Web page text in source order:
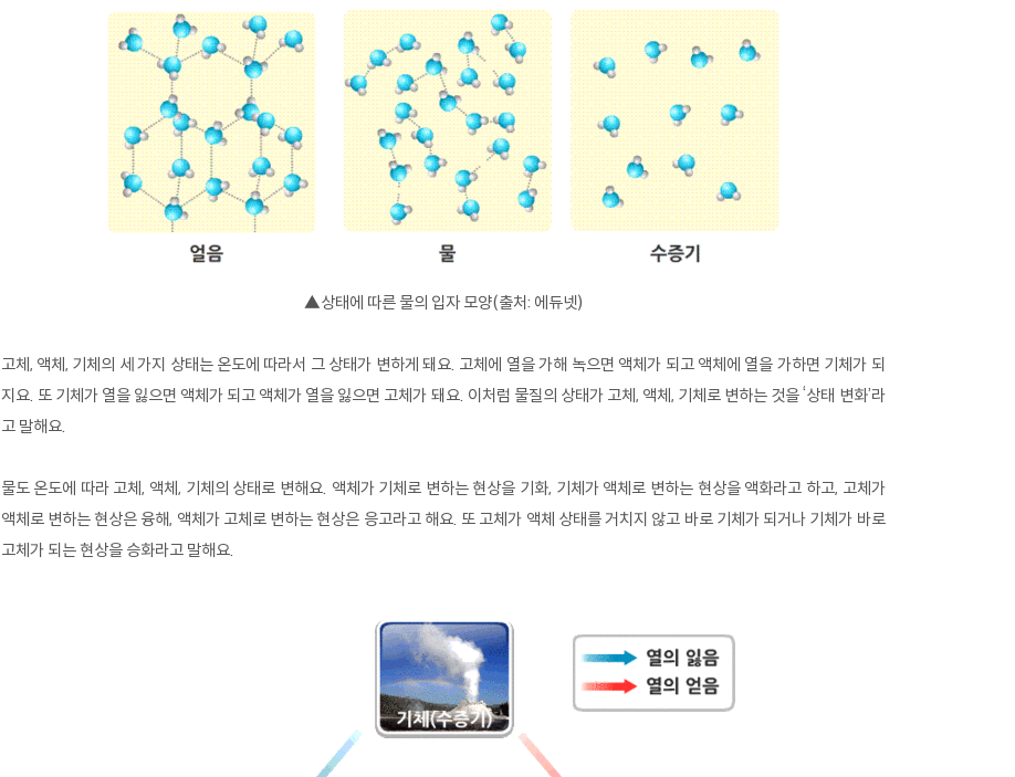
▲상태에 따른 물의 입자 모양(출처: 에듀넷)
고체, 액체, 기체의 세 가지 상태는 온도에 따라서 그 상태가 변하게 돼요. 고체에 열을 가해 녹으면 액체가 되고 액체에 열을 가하면 기체가 되
지요. 또 기체가 열을 잃으면 액체가 되고 액체가 열을 잃으면 고체가 돼요. 이처럼 물질의 상태가 고체, 액체, 기체로 변하는 것을 ‘상태 변화’라
고 말해요.
물도 온도에 따라 고체, 액체, 기체의 상태로 변해요. 액체가 기체로 변하는 현상을 기화, 기체가 액체로 변하는 현상을 액화라고 하고, 고체가
액체로 변하는 현상은 융해, 액체가 고체로 변하는 현상은 응고라고 해요. 또 고체가 액체 상태를 거치지 않고 바로 기체가 되거나 기체가 바로
고체가 되는 현상을 승화라고 말해요.